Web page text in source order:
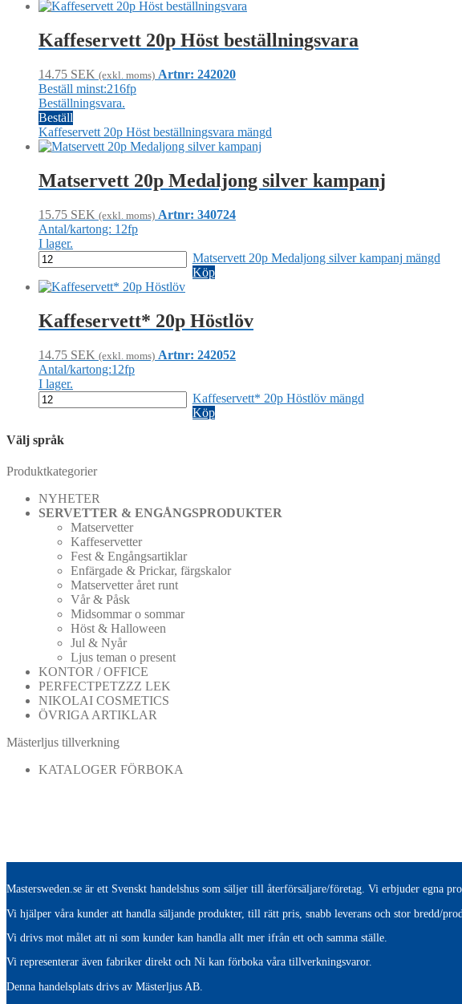
Kaffeservett 20p Höst beställningsvara
14.75 SEK (exkl. moms) Artnr: 242020
Beställ minst:216fp
Beställningsvara.
Beställ
Kaffeservett 20p Höst beställningsvara mängd
Matservett 20p Medaljong silver kampanj
15.75 SEK (exkl. moms) Artnr: 340724
Antal/kartong: 12fp
I lager.
Matservett 20p Medaljong silver kampanj mängd
Köp
Kaffeservett* 20p Höstlöv
14.75 SEK (exkl. moms) Artnr: 242052
Antal/kartong:12fp
I lager.
Kaffeservett* 20p Höstlöv mängd
Köp
Välj språk
Produktkategorier
NYHETER
SERVETTER & ENGÅNGSPRODUKTER
Matservetter
Kaffeservetter
Fest & Engångsartiklar
Enfärgade & Prickar, färgskalor
Matservetter året runt
Vår & Påsk
Midsommar o sommar
Höst & Halloween
Jul & Nyår
Ljus teman o present
KONTOR / OFFICE
PERFECTPETZZZ LEK
NIKOLAI COSMETICS
ÖVRIGA ARTIKLAR
Mästerljus tillverkning
KATALOGER FÖRBOKA
Mastersweden.se är ett Svenskt handelshus som säljer till återförsäljare/företag. Vi erbjuder egna
Vi hjälper våra kunder att handla säljande produkter, till rätt pris, snabb leverans och stor bredd/
Vi drivs mot målet att ni som kunder kan handla allt mer ifrån ett och samma ställe.
Vi representerar även fabriker direkt och Ni kan förboka våra tillverkningsvaror.
Denna handelsplats drivs av Mästerljus AB.